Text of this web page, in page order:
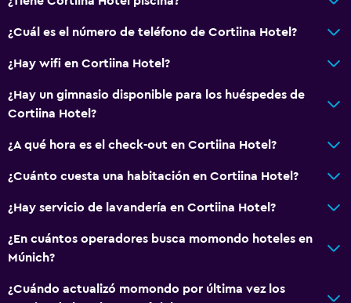
¿Cuál es el número de teléfono de Cortiina Hotel?
¿Hay wifi en Cortiina Hotel?
¿Hay un gimnasio disponible para los huéspedes de
Cortiina Hotel?
¿A qué hora es el check-out en Cortiina Hotel?
¿Cuánto cuesta una habitación en Cortiina Hotel?
¿Hay servicio de lavandería en Cortiina Hotel?
¿En cuántos operadores busca momondo hoteles en
Múnich?
¿Cuándo actualizó momondo por última vez los